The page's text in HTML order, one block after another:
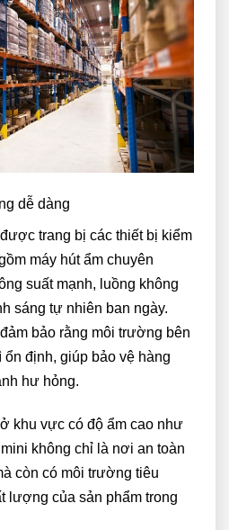
dễ dàng
trang bị các thiết bị kiểm
máy hút ẩm chuyên
suất mạnh, luồng không
sáng tự nhiên ban ngày.
bảo rằng môi trường bên
định, giúp bảo vệ hàng
hư hỏng.
khu vực có độ ẩm cao như
không chỉ là nơi an toàn
còn có môi trường tiêu
lượng của sản phẩm trong